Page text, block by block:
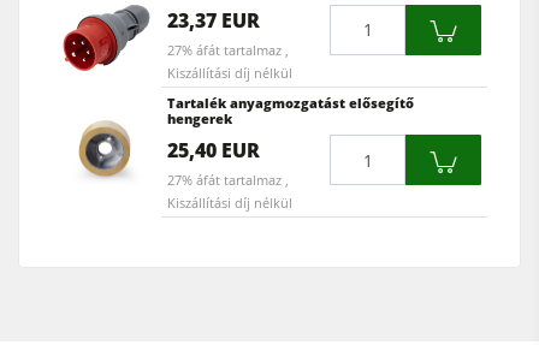
23,37 EUR
27% áfát tartalmaz ,
Kiszállítási díj nélkül
Tartalék anyagmozgatást elősegítő
hengerek
25,40 EUR
27% áfát tartalmaz ,
Kiszállítási díj nélkül